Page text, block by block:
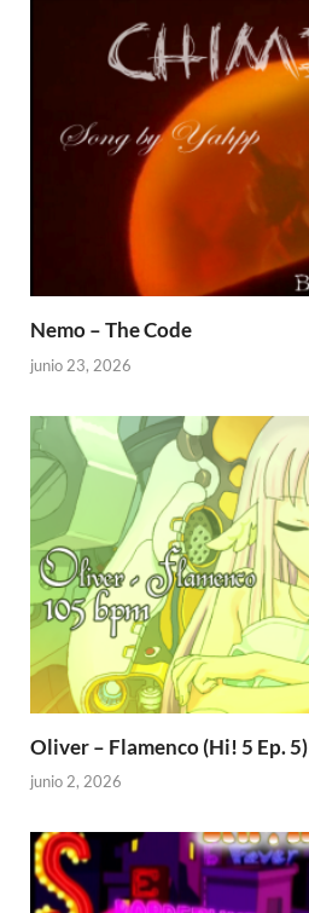
Nemo – The Code
junio 23, 2026
Oliver – Flamenco (Hi! 5 Ep. 5)
junio 2, 2026